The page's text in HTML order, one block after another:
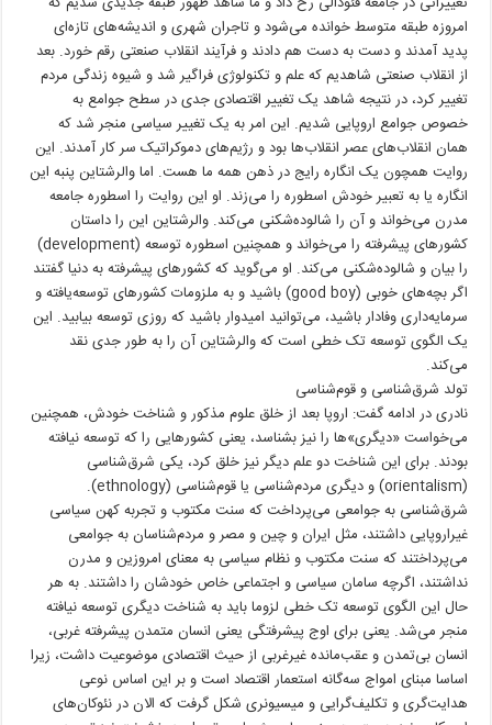
امروزه طبقه متوسط خوانده می‌شود و تاجران شهری و اندیشه‌های تازه‌ای
پدید آمدند و دست به دست هم دادند و فرآیند انقلاب صنعتی رقم خورد. بعد
از انقلاب صنعتی شاهدیم که علم و تکنولوژی فراگیر شد و شیوه زندگی مردم
تغییر کرد، در نتیجه شاهد یک تغییر اقتصادی جدی در سطح جوامع به
خصوص جوامع اروپایی شدیم. این امر به یک تغییر سیاسی منجر شد که
همان انقلاب‌های عصر انقلاب‌ها بود و رژیم‌های دموکراتیک سر کار آمدند. این
روایت همچون یک انگاره رایج در ذهن همه ما هست. اما والرشتاین پنبه این
انگاره یا به تعبیر خودش اسطوره را می‌زند. او این روایت را اسطوره جامعه
مدرن می‌خواند و آن را شالوده‌شکنی می‌کند. والرشتاین این را داستان
کشورهای پیشرفته را می‌خواند و همچنین اسطوره توسعه (development)
را بیان و شالوده‌شکنی می‌کند. او می‌گوید که کشورهای پیشرفته به دنیا گفتند
اگر بچه‌های خوبی (good boy) باشید و به ملزومات کشورهای توسعه‌یافته و
سرمایه‌داری وفادار باشید، می‌توانید امیدوار باشید که روزی توسعه بیابید. این
یک الگوی توسعه تک خطی است که والرشتاین آن را به طور جدی نقد
می‌کند.
تولد شرق‌شناسی و قوم‌شناسی
نادری در ادامه گفت: اروپا بعد از خلق علوم مذکور و شناخت خودش، همچنین
می‌خواست «دیگری»ها را نیز بشناسد، یعنی کشورهایی را که توسعه نیافته
بودند. برای این شناخت دو علم دیگر نیز خلق کرد، یکی شرق‌شناسی
(orientalism) و دیگری مردم‌شناسی یا قوم‌شناسی (ethnology).
شرق‌شناسی به جوامعی می‌پرداخت که سنت مکتوب و تجربه کهن سیاسی
غیراروپایی داشتند، مثل ایران و چین و مصر و مردم‌شناسان به جوامعی
می‌پرداختند که سنت مکتوب و نظام سیاسی به معنای امروزین و مدرن
نداشتند، اگرچه سامان سیاسی و اجتماعی خاص خودشان را داشتند. به هر
حال این الگوی توسعه تک خطی لزوما باید به شناخت دیگری توسعه نیافته
منجر می‌شد. یعنی برای اوج پیشرفتگی یعنی انسان متمدن پیشرفته غربی،
انسان بی‌تمدن و عقب‌مانده غیرغربی از حیث اقتصادی موضوعیت داشت، زیرا
اساسا مبنای امواج سه‌گانه استعمار اقتصاد است و بر این اساس نوعی
هدایت‌گری و تکلیف‌گرایی و میسیونری شکل گرفت که الان در نئوکان‌های